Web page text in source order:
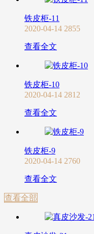
铁皮柜-11
2020-04-14 2855
查看全文
铁皮柜-10
2020-04-14 2812
查看全文
铁皮柜-9
2020-04-14 2760
查看全文
查看全部